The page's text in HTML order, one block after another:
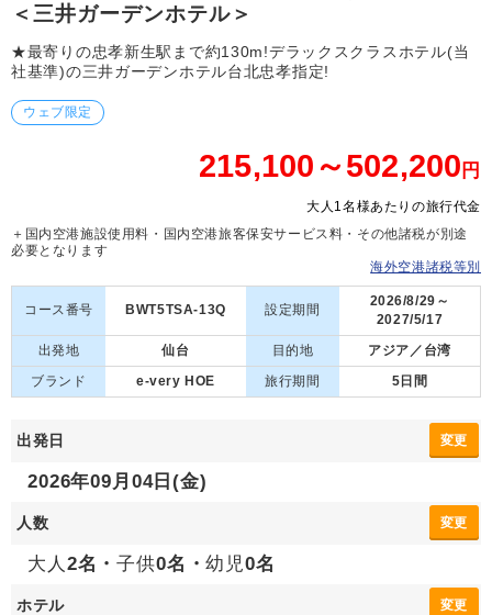
＜三井ガーデンホテル＞
★最寄りの忠孝新生駅まで約130m!デラックスクラスホテル(当
社基準)の三井ガーデンホテル台北忠孝指定!
ウェブ限定
215,100～502,200 円
大人1名様あたりの旅行代金
＋国内空港施設使用料・国内空港旅客保安サービス料・その他諸税が別途
必要となります
海外空港諸税等別
コース番号 BWT5TSA-13Q 設定期間
2026/8/29～
2027/5/17
出発地
仙台 目的地
アジア／台湾
ブランド
e-very HOE 旅行期間 5日間
出発日 変更
2026年09月04日(金)
人数 変更
大人 2名・子供0名・幼児0名
ホテル 変更